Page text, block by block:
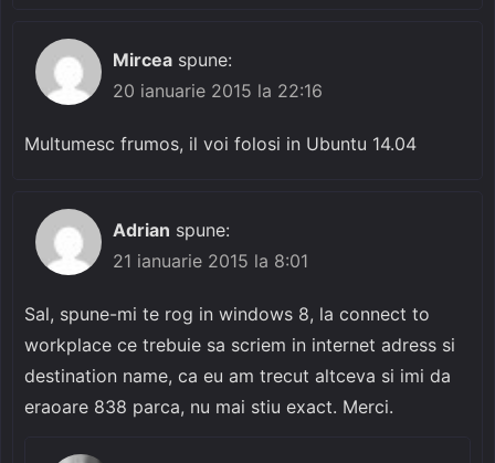
Mircea spune:
20 ianuarie 2015 la 22:16
Multumesc frumos, il voi folosi in Ubuntu 14.04
Adrian spune:
21 ianuarie 2015 la 8:01
Sal, spune-mi te rog in windows 8, la connect to
workplace ce trebuie sa scriem in internet adress si
destination name, ca eu am trecut altceva si imi da
eraoare 838 parca, nu mai stiu exact. Merci.